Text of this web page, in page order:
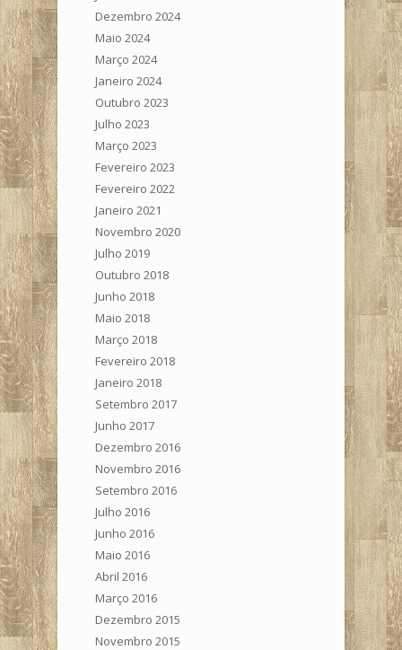
Dezembro 2024
Maio 2024
Março 2024
Janeiro 2024
Outubro 2023
Julho 2023
Março 2023
Fevereiro 2023
Fevereiro 2022
Janeiro 2021
Novembro 2020
Julho 2019
Outubro 2018
Junho 2018
Maio 2018
Março 2018
Fevereiro 2018
Janeiro 2018
Setembro 2017
Junho 2017
Dezembro 2016
Novembro 2016
Setembro 2016
Julho 2016
Junho 2016
Maio 2016
Abril 2016
Março 2016
Dezembro 2015
Novembro 2015